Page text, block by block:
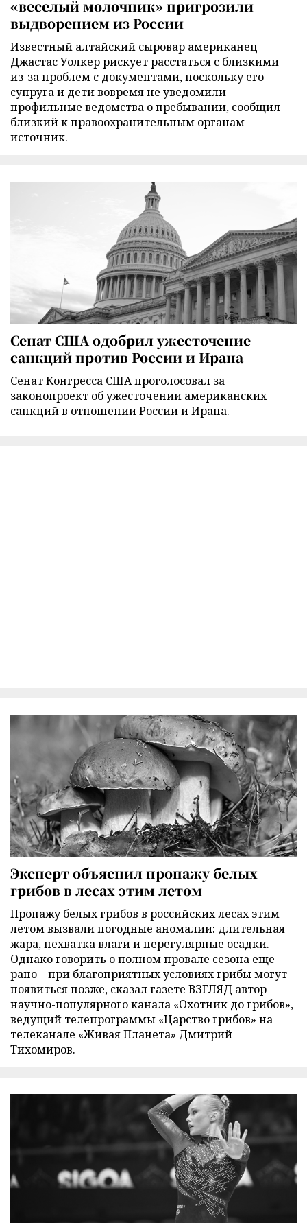
«веселый молочник» пригрозили
выдворением из России
Известный алтайский сыровар американец
Джастас Уолкер рискует расстаться с близкими
из-за проблем с документами, поскольку его
супруга и дети вовремя не уведомили
профильные ведомства о пребывании, сообщил
близкий к правоохранительным органам
источник.
Сенат США одобрил ужесточение
санкций против России и Ирана
Сенат Конгресса США проголосовал за
законопроект об ужесточении американских
санкций в отношении России и Ирана.
Эксперт объяснил пропажу белых
грибов в лесах этим летом
Пропажу белых грибов в российских лесах этим
летом вызвали погодные аномалии: длительная
жара, нехватка влаги и нерегулярные осадки.
Однако говорить о полном провале сезона еще
рано – при благоприятных условиях грибы могут
появиться позже, сказал газете ВЗГЛЯД автор
научно-популярного канала «Охотник до грибов»,
ведущий телепрограммы «Царство грибов» на
телеканале «Живая Планета» Дмитрий
Тихомиров.